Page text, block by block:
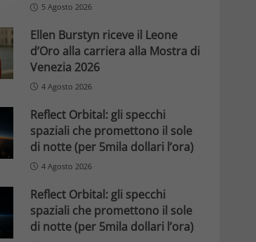
5 Agosto 2026
Ellen Burstyn riceve il Leone
d’Oro alla carriera alla Mostra di
Venezia 2026
4 Agosto 2026
Reflect Orbital: gli specchi
spaziali che promettono il sole
di notte (per 5mila dollari l’ora)
4 Agosto 2026
Reflect Orbital: gli specchi
spaziali che promettono il sole
di notte (per 5mila dollari l’ora)